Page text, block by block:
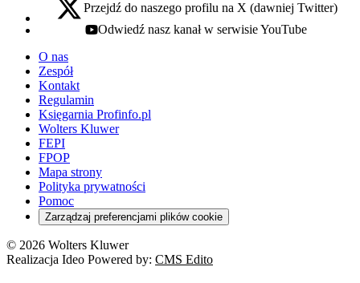
x - otwiera się w nowej karcie
Przejdź do naszego profilu na X (dawniej Twitter)
youtube - otwiera się w nowej karcie
Odwiedź nasz kanał w serwisie YouTube
O nas
Zespół
Kontakt
Regulamin
Księgarnia Profinfo.pl
Wolters Kluwer
FEPI
FPOP
Mapa strony
Polityka prywatności
Pomoc
Zarządzaj preferencjami plików cookie
© 2026 Wolters Kluwer
Realizacja Ideo Powered by: CMS Edito